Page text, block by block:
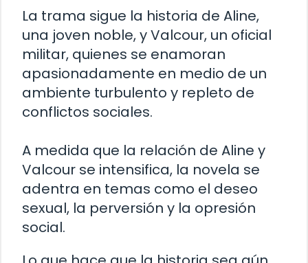
La trama sigue la historia de Aline,
una joven noble, y Valcour, un oficial
militar, quienes se enamoran
apasionadamente en medio de un
ambiente turbulento y repleto de
conflictos sociales.
A medida que la relación de Aline y
Valcour se intensifica, la novela se
adentra en temas como el deseo
sexual, la perversión y la opresión
social.